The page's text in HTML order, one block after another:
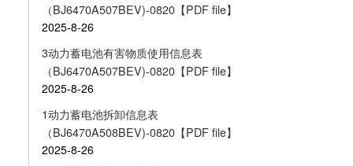
（BJ6470A507BEV)-0820【PDF file】
2025-8-26
3动力蓄电池有害物质使用信息表
（BJ6470A507BEV)-0820【PDF file】
2025-8-26
1动力蓄电池拆卸信息表
（BJ6470A508BEV)-0820【PDF file】
2025-8-26